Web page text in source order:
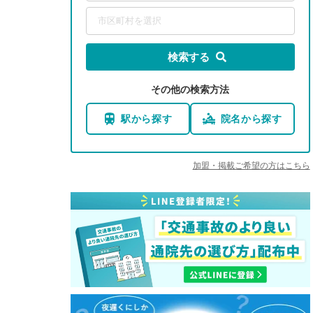
市区町村を選択
検索する
その他の検索方法
駅から探す 院名から探す
加盟・掲載ご希望の方はこちら